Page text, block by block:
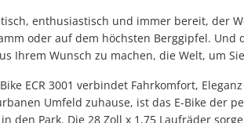
enthusiastisch und immer bereit, der
oder auf dem höchsten Berggipfel. Und
Ihrem Wunsch zu machen, die Welt, um
Bike ECR 3001 verbindet Fahrkomfort,
Umfeld zuhause, ist das E-Bike der
den Park. Die 28 Zoll x 1,75 Laufräder